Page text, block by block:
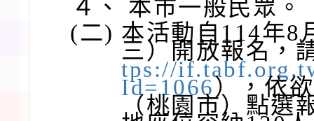
４、
本市一般民眾。
(二) 本活動自114年8
三）開放報名，
tps://
Id=1066），依
（桃園市）點選